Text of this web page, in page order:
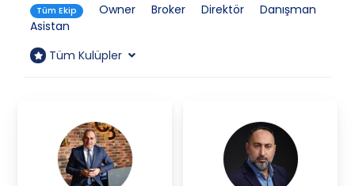
Tüm Ekip Owner Broker Direktör
Danışman
Asistan
Tüm Kulüpler